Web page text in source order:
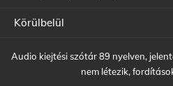
Körülbelül
Audio kiejtési szótár 89 nyelven,
nem létezik,